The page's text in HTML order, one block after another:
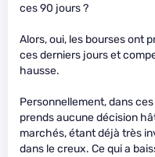
ces 90 jours ?
Alors, oui, les bourses ont
ces derniers jours et
hausse.
Personnellement, dans
prends aucune décision
marchés, étant déjà très
dans le creux. Ce qui a